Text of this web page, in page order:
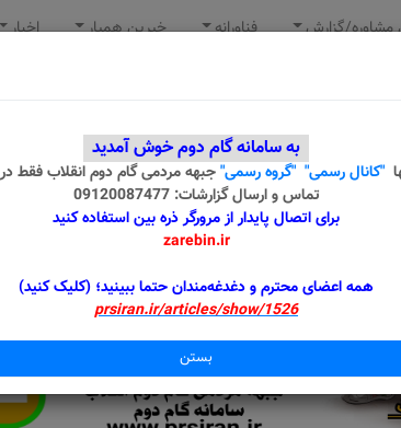
مشاوره/گزارش فناورانه خیرین همیار اخبار
به سامانه گام دوم خوش آمدید
"کانال رسمی" "گروه رسمی"جبهه مردمی گام دوم انقلابفقط در
تماس و ارسال گزارشات: 09120087477
برای اتصال پایدار از مرورگر ذره بین استفاده کنید
zarebin.ir
همه اعضای محترم و دغدغه‌مندان حتما ببینید؛ (کلیک کنید)
prsiran.ir/articles/show/1526
بستن